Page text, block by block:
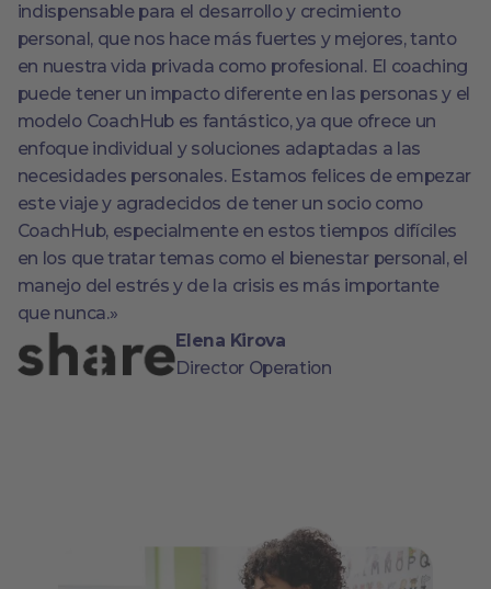
indispensable para el desarrollo y crecimiento
personal, que nos hace más fuertes y mejores, tanto
en nuestra vida privada como profesional. El coaching
puede tener un impacto diferente en las personas y el
modelo CoachHub es fantástico, ya que ofrece un
enfoque individual y soluciones adaptadas a las
necesidades personales. Estamos felices de empezar
este viaje y agradecidos de tener un socio como
CoachHub, especialmente en estos tiempos difíciles
en los que tratar temas como el bienestar personal, el
manejo del estrés y de la crisis es más importante
que nunca.»
Elena Kirova
Director Operation